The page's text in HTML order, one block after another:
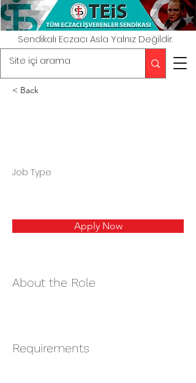
Sendikalı Eczacı Asla Yalnız Değildir.
< Back
Job Type
Apply Now
About the Role
Requirements